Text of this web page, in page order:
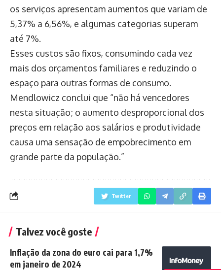
os serviços apresentam aumentos que variam de
5,37% a 6,56%, e algumas categorias superam
até 7%.
Esses custos são fixos, consumindo cada vez
mais dos orçamentos familiares e reduzindo o
espaço para outras formas de consumo.
Mendlowicz conclui que “não há vencedores
nesta situação; o aumento desproporcional dos
preços em relação aos salários e produtividade
causa uma sensação de empobrecimento em
grande parte da população.”
Twitter
Talvez você goste
Inflação da zona do euro cai para 1,7%
em janeiro de 2024